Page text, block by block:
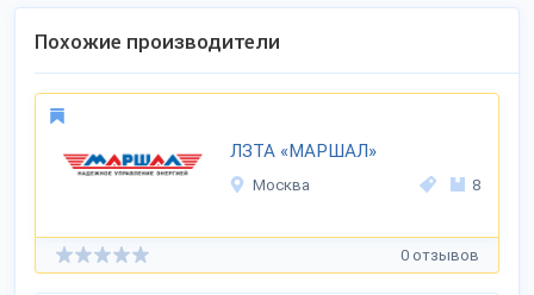
Похожие производители
ЛЗТА «МАРШАЛ»
Москва 8
0 отзывов